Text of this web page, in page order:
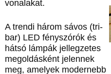
vonalakat.
A trendi három sávos (tri-
bar) LED fényszórók és
hátsó lámpák jellegzetes
megoldásként jelennek
meg, amelyek modernebb